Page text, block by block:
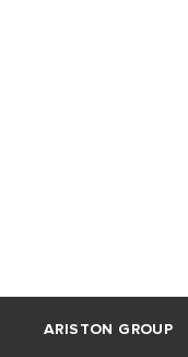
ARISTON GROUP